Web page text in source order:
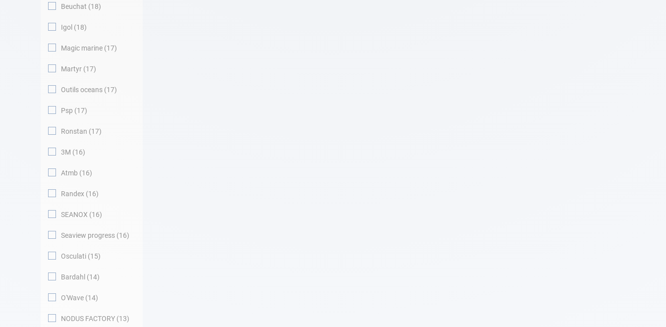
Beuchat 18
Igol 18
Magic marine 17
Martyr 17
Outils oceans 17
Psp 17
Ronstan 17
3M 16
Atmb 16
Randex 16
SEANOX 16
Seaview progress 16
Osculati 15
Bardahl 14
O'Wave 14
NODUS FACTORY 13